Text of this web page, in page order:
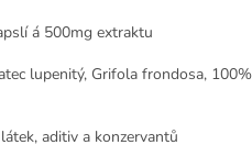
á 500mg extraktu
lupenitý, Grifola frondosa,
aditiv a konzervantů